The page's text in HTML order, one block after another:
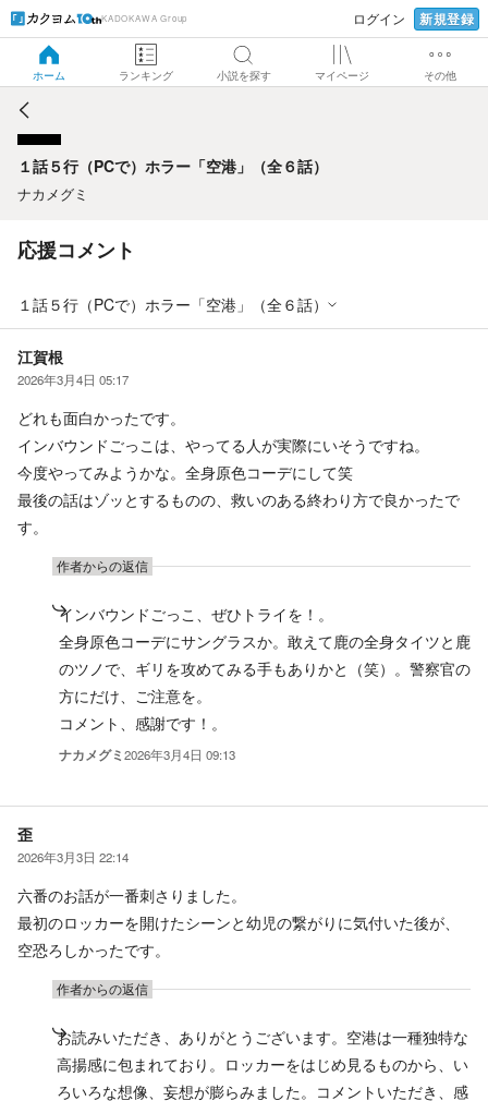
KADOKAWA Group ログイン 新規登録
ホーム ランキング 小説を探す マイページ その他
１話５行（PCで）ホラー「空港」（全６話）
１話５行（PCで）ホラー「空港」（全６話）
ナカメグミ
応援コメント
１話５行（PCで）ホラー「空港」（全６話）
江賀根
2026年3月4日 05:17
どれも面白かったです。
インバウンドごっこは、やってる人が実際にいそうですね。
今度やってみようかな。全身原色コーデにして笑
最後の話はゾッとするものの、救いのある終わり方で良かったで
す。
作者からの返信
インバウンドごっこ、ぜひトライを！。
全身原色コーデにサングラスか。敢えて鹿の全身タイツと鹿
のツノで、ギリを攻めてみる手もありかと（笑）。警察官の
方にだけ、ご注意を。
コメント、感謝です！。
ナカメグミ2026年3月4日 09:13
歪
2026年3月3日 22:14
六番のお話が一番刺さりました。
最初のロッカーを開けたシーンと幼児の繋がりに気付いた後が、
空恐ろしかったです。
作者からの返信
お読みいただき、ありがとうございます。空港は一種独特な
高揚感に包まれており。ロッカーをはじめ見るものから、い
ろいろな想像、妄想が膨らみました。コメントいただき、感